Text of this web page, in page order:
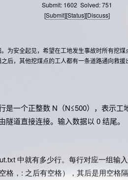
Submit: 1602Solved: 751
[Submit][Status][Discuss]
为安全起见，希望在工地发生事故时所有挖
后，其他挖煤点的工人都有一条道路通向救
是一个正整数 N（N≤500），表示
道直接连接。输入数据以 0 结尾。
中就有多少行。每行对应一组输
格， : 之后有空格），其后是用空格